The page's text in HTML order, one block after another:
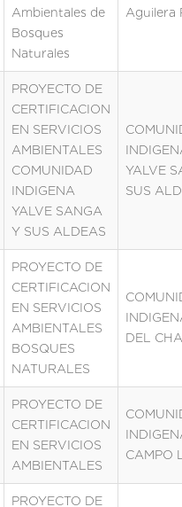
Ambientales de
Bosques
Naturales
Aguilera
PROYECTO DE
CERTIFICACION
EN SERVICIOS
AMBIENTALES
COMUNIDAD
INDIGENA
YALVE SANGA
Y SUS ALDEAS
YALVE
SUS
PROYECTO DE
CERTIFICACION
EN SERVICIOS
AMBIENTALES
BOSQUES
NATURALES
DEL
PROYECTO DE
CERTIFICACION
EN SERVICIOS
AMBIENTALES
CAMPO
PROYECTO DE